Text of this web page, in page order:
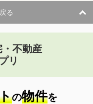
る
不動産
リ
の物件を